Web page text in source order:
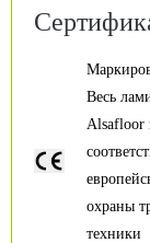
Весь
Alsafloor
охраны
техники